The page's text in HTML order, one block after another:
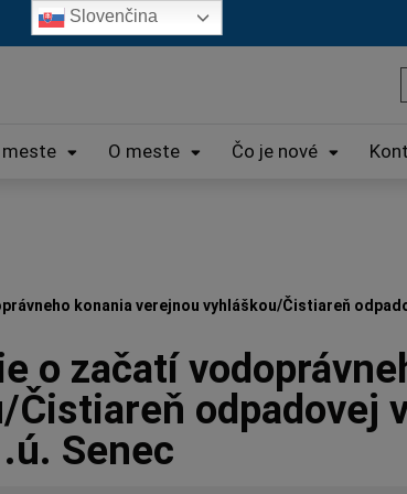
O meste Čo je nové
konania verejnou vyhláškou/Čistiareň
o začatí
Čistiareň odpadovej
Senec
Slovenčina